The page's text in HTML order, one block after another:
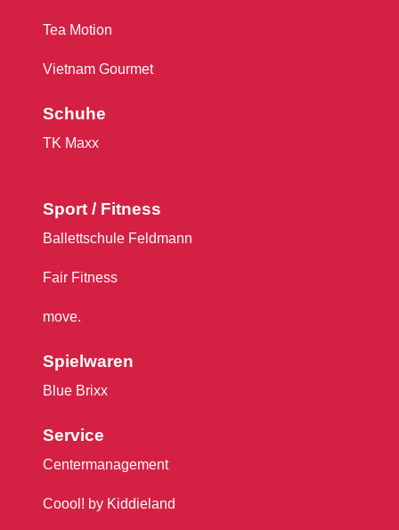
Tea Motion
Vietnam Gourmet
Schuhe
TK Maxx
Sport / Fitness
Ballettschule Feldmann
Fair Fitness
move.
Spielwaren
Blue Brixx
Service
Centermanagement
Coool! by Kiddieland